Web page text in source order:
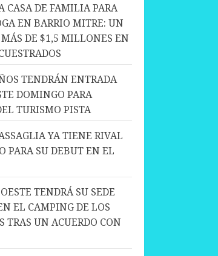
CASA DE FAMILIA PARA
EN BARRIO MITRE: UN
DE $1,5 MILLONES EN
TENDRÁN ENTRADA
DOMINGO PARA
TURISMO PISTA
YA TIENE RIVAL
PARA SU DEBUT EN EL
TENDRÁ SU SEDE
EL CAMPING DE LOS
TRAS UN ACUERDO CON